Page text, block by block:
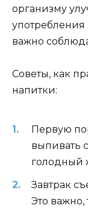
организму
важно
Советы, как
напитки:
Первую
выпивать
голодный
Завтрак
Это важно,